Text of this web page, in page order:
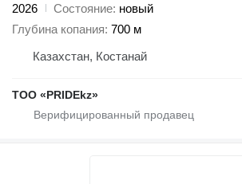
2026
Состояние новый
Глубина копания 700 м
Казахстан, Костанай
ТОО «PRIDEkz»